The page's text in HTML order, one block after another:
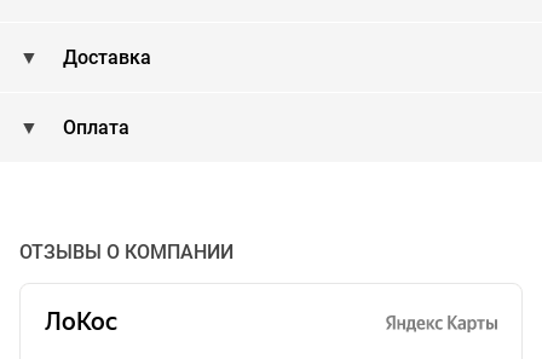
Доставка
Оплата
ОТЗЫВЫ О КОМПАНИИ